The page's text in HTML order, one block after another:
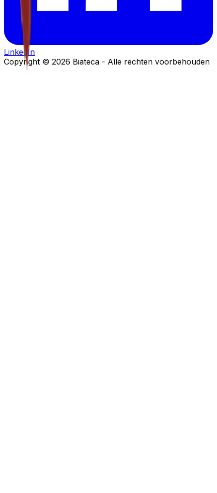
LinkedIn
Copyright © 2026 Biateca - Alle rechten voorbehouden